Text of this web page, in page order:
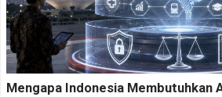
Mengapa Indonesia Membutuhkan